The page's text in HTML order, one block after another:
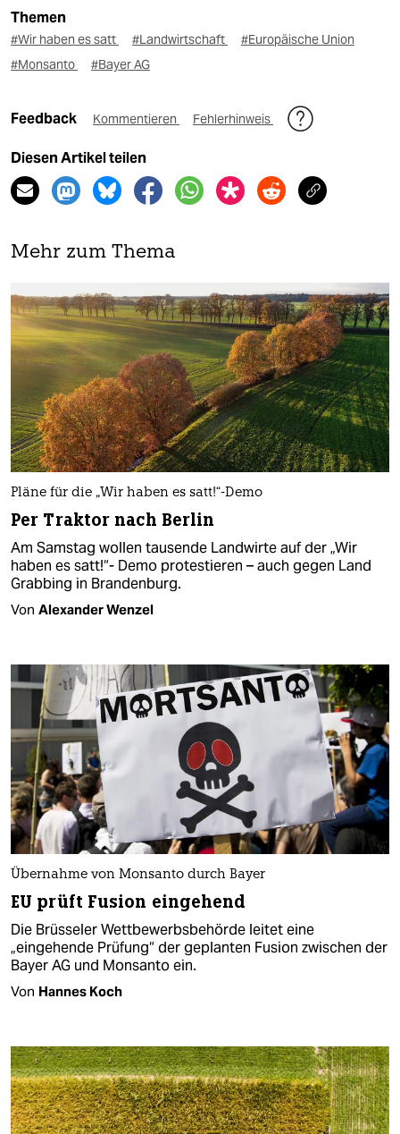
Themen
#Wir haben es satt #Landwirtschaft
#Europäische Union
#Monsanto
#Bayer AG
Feedback Kommentieren Fehlerhinweis
Diesen Artikel teilen
Mehr zum Thema
Pläne für die „Wir haben es satt!“-Demo
Per Traktor nach Berlin
Am Samstag wollen tausende Landwirte auf der „Wir
haben es satt!“- Demo protestieren – auch gegen Land
Grabbing in Brandenburg.
Von Alexander Wenzel
Übernahme von Monsanto durch Bayer
EU prüft Fusion eingehend
Die Brüsseler Wettbewerbsbehörde leitet eine
„eingehende Prüfung“ der geplanten Fusion zwischen der
Bayer AG und Monsanto ein.
Von Hannes Koch